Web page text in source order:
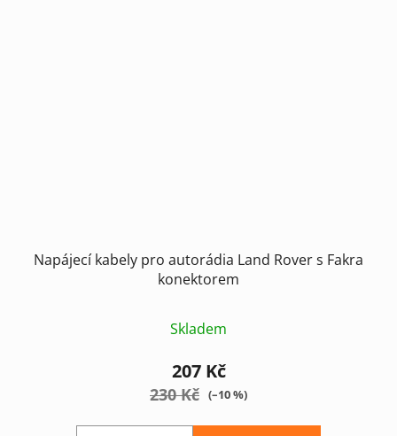
Napájecí kabely pro autorádia Land Rover s Fakra
konektorem
Skladem
207 Kč
230 Kč (–10 %)